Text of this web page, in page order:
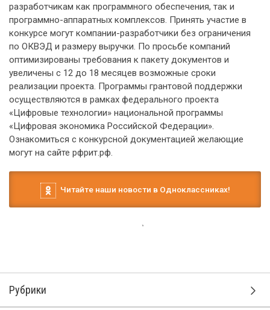
разработчикам как программного обеспечения, так и
программно-аппаратных комплексов. Принять участие в
конкурсе могут компании-разработчики без ограничения
по ОКВЭД и размеру выручки. По просьбе компаний
оптимизированы требования к пакету документов и
увеличены с 12 до 18 месяцев возможные сроки
реализации проекта. Программы грантовой поддержки
осуществляются в рамках федерального проекта
«Цифровые технологии» национальной программы
«Цифровая экономика Российской Федерации».
Ознакомиться с конкурсной документацией желающие
могут на сайте рфрит.рф.
Читайте наши новости в Одноклассниках!
Рубрики